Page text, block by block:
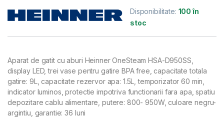
Disponibilitate: 100 în
stoc
Aparat de gatit cu aburi Heinner OneSteam HSA-D950SS,
display LED, trei vase pentru gatire BPA free, capacitate totala
gatire: 9L, capacitate rezervor apa: 1.5L, temporizator 60 min,
indicator luminos, protectie impotriva functionarii fara apa, spatiu
depozitare cablu alimentare, putere: 800- 950W, culoare negru-
argintiu, garantie: 36 luni